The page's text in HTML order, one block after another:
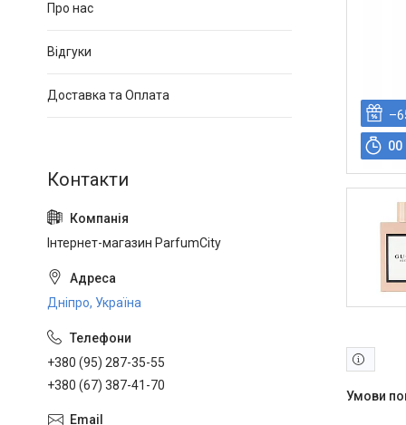
00
Про нас
Відгуки
Доставка та Оплата
Інтернет-магазин ParfumCity
Дніпро, Україна
+380 (95) 287-35-55
+380 (67) 387-41-70